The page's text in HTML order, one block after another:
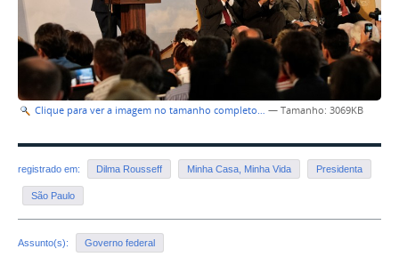
Clique para ver a imagem no tamanho completo… — Tamanho: 3069KB
registrado em: Dilma Rousseff Minha Casa, Minha Vida Presidenta
São Paulo
Assunto(s): Governo federal